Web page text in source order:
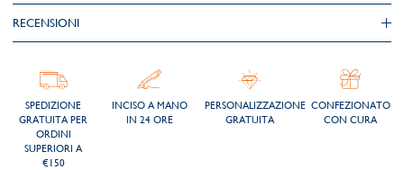
RECENSIONI
SPEDIZIONE
GRATUITA PER
ORDINI
SUPERIORI A
€150
INCISO A MANO
IN 24 ORE
PERSONALIZZAZIONE
GRATUITA
CONFEZIONATO
CON CURA